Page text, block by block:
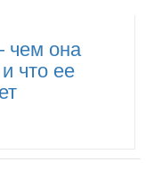
она
что ее